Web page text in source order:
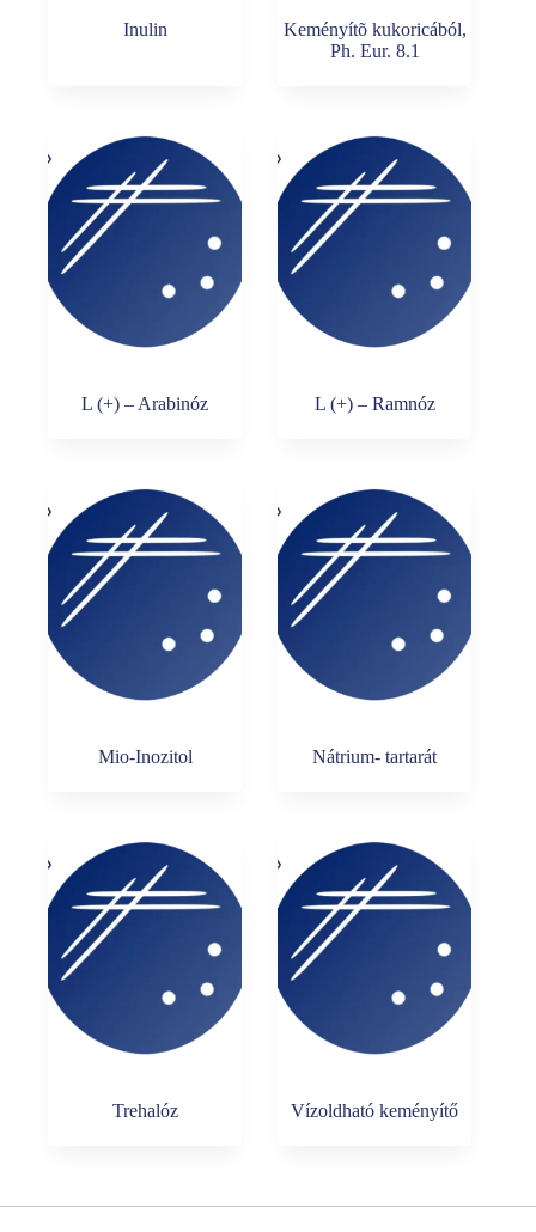
Inulin
Keményítõ kukoricából,
Ph. Eur. 8.1
L (+) – Arabinóz L (+) – Ramnóz
Mio-Inozitol Nátrium- tartarát
Trehalóz Vízoldható keményítő